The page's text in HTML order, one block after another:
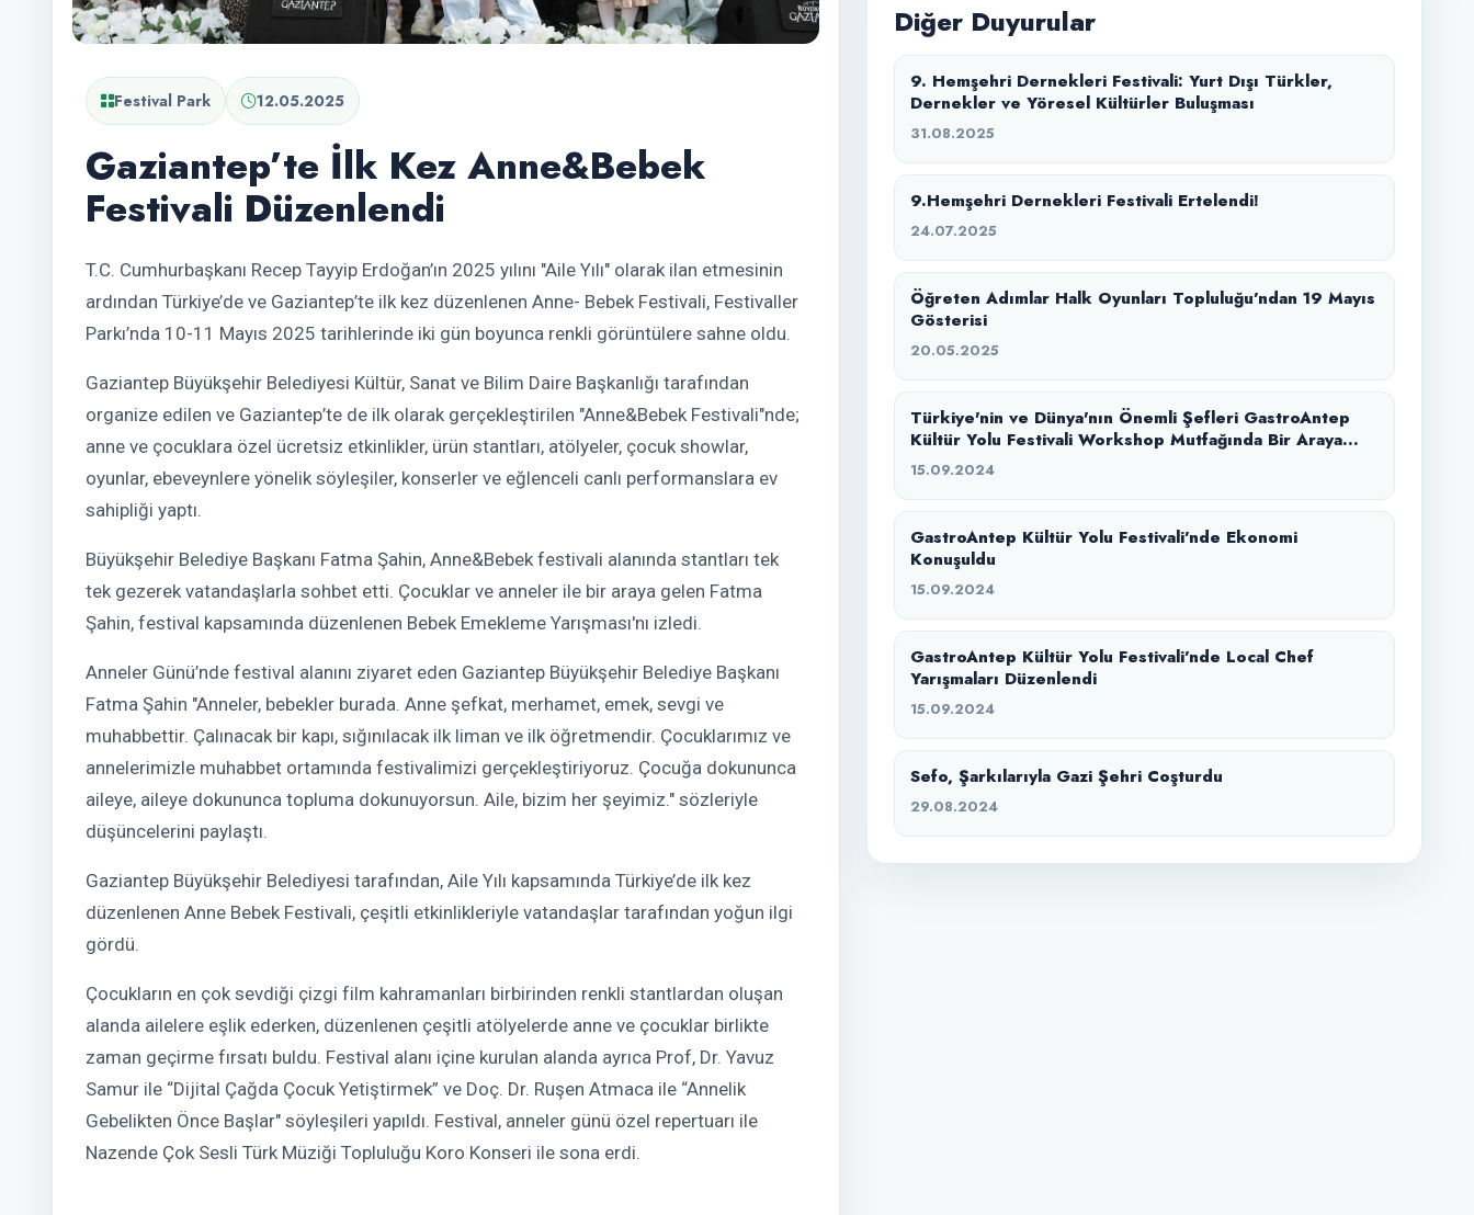
Festival Park 12.05.2025
Gaziantep’te İlk Kez Anne&Bebek
Festivali Düzenlendi
T.C. Cumhurbaşkanı Recep Tayyip Erdoğan’ın 2025 yılını "Aile Yılı" olarak ilan etmesinin
ardından Türkiye’de ve Gaziantep’te ilk kez düzenlenen Anne- Bebek Festivali, Festivaller
Parkı’nda 10-11 Mayıs 2025 tarihlerinde iki gün boyunca renkli görüntülere sahne oldu.
Gaziantep Büyükşehir Belediyesi Kültür, Sanat ve Bilim Daire Başkanlığı tarafından
organize edilen ve Gaziantep’te de ilk olarak gerçekleştirilen "Anne&Bebek Festivali"nde;
anne ve çocuklara özel ücretsiz etkinlikler, ürün stantları, atölyeler, çocuk showlar,
oyunlar, ebeveynlere yönelik söyleşiler, konserler ve eğlenceli canlı performanslara ev
sahipliği yaptı.
Büyükşehir Belediye Başkanı Fatma Şahin, Anne&Bebek festivali alanında stantları tek
tek gezerek vatandaşlarla sohbet etti. Çocuklar ve anneler ile bir araya gelen Fatma
Şahin, festival kapsamında düzenlenen Bebek Emekleme Yarışması'nı izledi.
Anneler Günü’nde festival alanını ziyaret eden Gaziantep Büyükşehir Belediye Başkanı
Fatma Şahin "Anneler, bebekler burada. Anne şefkat, merhamet, emek, sevgi ve
muhabbettir. Çalınacak bir kapı, sığınılacak ilk liman ve ilk öğretmendir. Çocuklarımız ve
annelerimizle muhabbet ortamında festivalimizi gerçekleştiriyoruz. Çocuğa dokununca
aileye, aileye dokununca topluma dokunuyorsun. Aile, bizim her şeyimiz." sözleriyle
düşüncelerini paylaştı.
Gaziantep Büyükşehir Belediyesi tarafından, Aile Yılı kapsamında Türkiye’de ilk kez
düzenlenen Anne Bebek Festivali, çeşitli etkinlikleriyle vatandaşlar tarafından yoğun ilgi
gördü.
Çocukların en çok sevdiği çizgi film kahramanları birbirinden renkli stantlardan oluşan
alanda ailelere eşlik ederken, düzenlenen çeşitli atölyelerde anne ve çocuklar birlikte
zaman geçirme fırsatı buldu. Festival alanı içine kurulan alanda ayrıca Prof, Dr. Yavuz
Samur ile “Dijital Çağda Çocuk Yetiştirmek” ve Doç. Dr. Ruşen Atmaca ile “Annelik
Gebelikten Önce Başlar" söyleşileri yapıldı. Festival, anneler günü özel repertuarı ile
Nazende Çok Sesli Türk Müziği Topluluğu Koro Konseri ile sona erdi.
Diğer Duyurular
9. Hemşehri Dernekleri Festivali: Yurt Dışı Türkler,
Dernekler ve Yöresel Kültürler Buluşması
31.08.2025
9.Hemşehri Dernekleri Festivali Ertelendi!
24.07.2025
Öğreten Adımlar Halk Oyunları Topluluğu’ndan 19 Mayıs
Gösterisi
20.05.2025
Türkiye'nin ve Dünya'nın Önemli Şefleri GastroAntep
Kültür Yolu Festivali Workshop Mutfağında Bir Araya
Geldi
15.09.2024
GastroAntep Kültür Yolu Festivali’nde Ekonomi
Konuşuldu
15.09.2024
GastroAntep Kültür Yolu Festivali’nde Local Chef
Yarışmaları Düzenlendi
15.09.2024
Sefo, Şarkılarıyla Gazi Şehri Coşturdu
29.08.2024